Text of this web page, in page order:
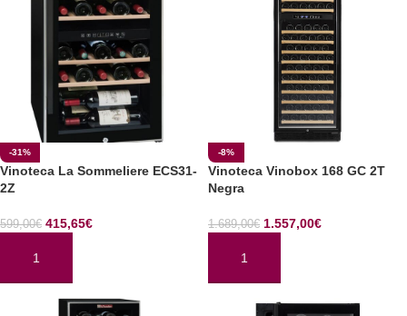
-31%
Vinoteca La Sommeliere ECS31-
2Z
599,00€ 415,65€
AÑADIR AL CARRITO
-8%
Vinoteca Vinobox 168 GC 2T
Negra
1.689,00€ 1.557,00€
AÑADIR AL CARRITO